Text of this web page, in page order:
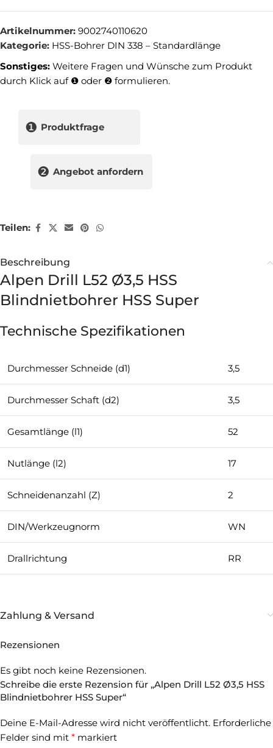
Artikelnummer: 9002740110620
Kategorie: HSS-Bohrer DIN 338 – Standardlänge
Sonstiges: Weitere Fragen und Wünsche zum Produkt
durch Klick auf ❶ oder ❷ formulieren.
❶ Produktfrage
❷ Angebot anfordern
Teilen:
Beschreibung
Alpen Drill L52 Ø3,5 HSS
Blindnietbohrer HSS Super
Technische Spezifikationen
Durchmesser Schneide (d1) 3,5
Durchmesser Schaft (d2) 3,5
Gesamtlänge (l1) 52
Nutlänge (l2) 17
Schneidenanzahl (Z) 2
DIN/Werkzeugnorm WN
Drallrichtung RR
Zahlung & Versand
Rezensionen
Es gibt noch keine Rezensionen.
Schreibe die erste Rezension für „Alpen Drill L52 Ø3,5 HSS
Blindnietbohrer HSS Super“
Deine E-Mail-Adresse wird nicht veröffentlicht. Erforderliche
Felder sind mit * markiert